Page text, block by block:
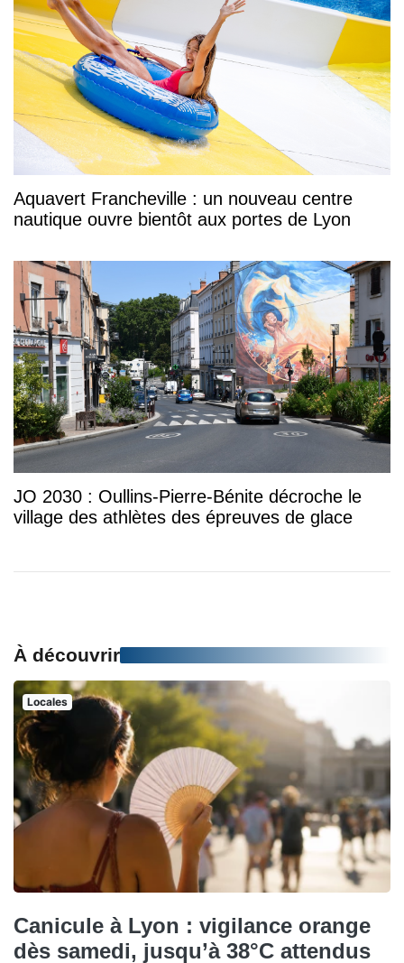
Aquavert Francheville : un nouveau centre
nautique ouvre bientôt aux portes de Lyon
JO 2030 : Oullins-Pierre-Bénite décroche le
village des athlètes des épreuves de glace
À découvrir
Locales
Canicule à Lyon : vigilance orange
dès samedi, jusqu’à 38°C attendus